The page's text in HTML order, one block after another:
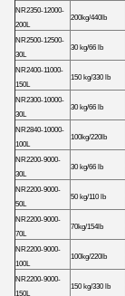
NR2350-12000-
200L
200kg/440lb
NR2500-12500-
30L
30 kg/66 lb
NR2400-11000-
150L
150 kg/330 lb
NR2300-10000-
30L
30 kg/66 lb
NR2840-10000-
100L
100kg/220lb
NR2200-9000-
30L
30 kg/66 lb
NR2200-9000-
50L
50 kg/110 lb
NR2200-9000-
70L
70kg/154lb
NR2200-9000-
100L
100kg/220lb
NR2200-9000-
150L
150 kg/330 lb